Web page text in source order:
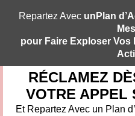
Repartez Avec unPlan
pour Faire Exploser Vos
RÉCLAMEZ
VOTRE APPEL
Et Repartez Avec un Plan